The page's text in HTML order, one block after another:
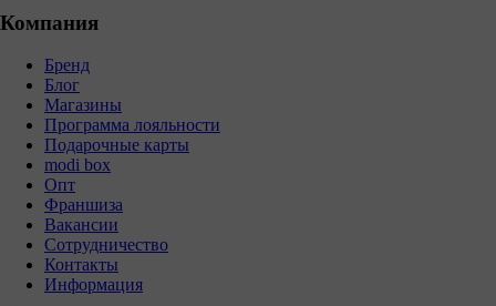
Компания
Бренд
Блог
Магазины
Программа лояльности
Подарочные карты
modi box
Опт
Франшиза
Вакансии
Сотрудничество
Контакты
Информация